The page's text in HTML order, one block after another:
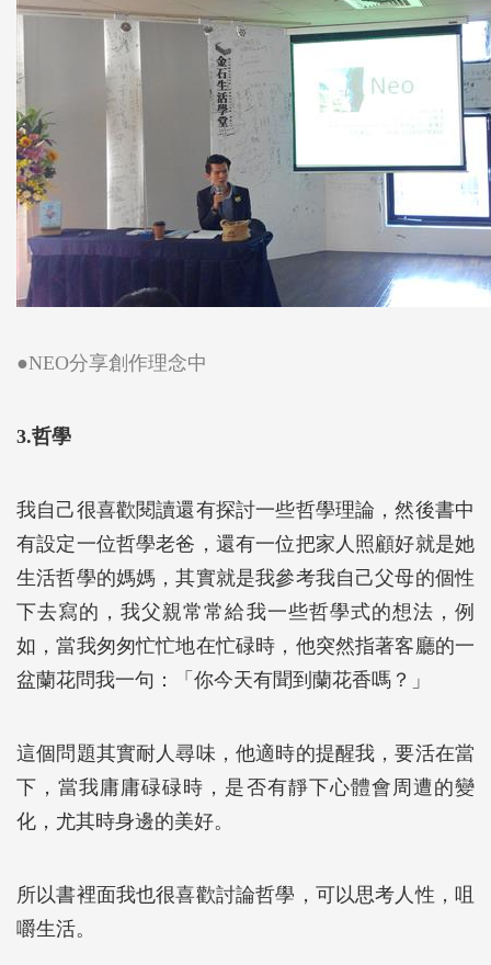
●NEO分享創作理念中
3.哲學
我自己很喜歡閱讀還有探討一些哲學理論，然後書中
有設定一位哲學老爸，還有一位把家人照顧好就是她
生活哲學的媽媽，其實就是我參考我自己父母的個性
下去寫的，我父親常常給我一些哲學式的想法，例
如，當我匆匆忙忙地在忙碌時，他突然指著客廳的一
盆蘭花問我一句：「你今天有聞到蘭花香嗎？」
這個問題其實耐人尋味，他適時的提醒我，要活在當
下，當我庸庸碌碌時，是否有靜下心體會周遭的變
化，尤其時身邊的美好。
所以書裡面我也很喜歡討論哲學，可以思考人性，咀
嚼生活。